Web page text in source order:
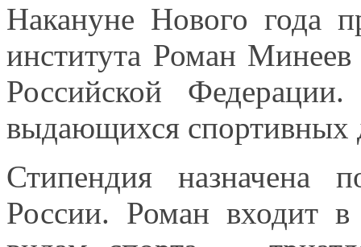
Накануне Нового года
института Роман
Российской
выдающихся
Стипендия назначена
России. Роман входит в